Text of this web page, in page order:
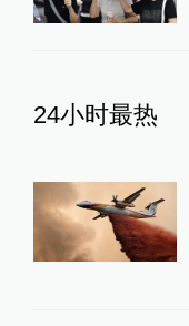
24小时最热